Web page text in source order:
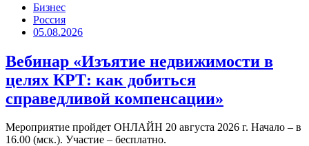
Бизнес
Россия
05.08.2026
Вебинар «Изъятие недвижимости в
целях КРТ: как добиться
справедливой компенсации»
Мероприятие пройдет ОНЛАЙН 20 августа 2026 г. Начало – в
16.00 (мск.). Участие – бесплатно.